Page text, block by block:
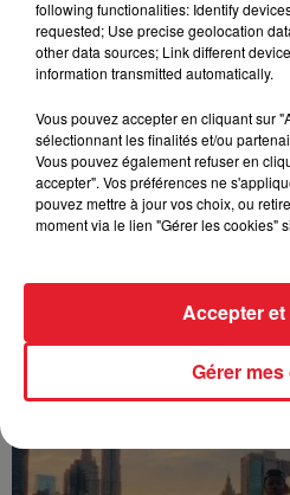
FOLA & Victony - golibe
Franglish & Keblack -
following functionalities: Identify
requested; Use precise geolocation
other data sources; Link different
information transmitted automatically.
Vous pouvez accepter en cliquant sur
sélectionnant les finalités et/ou
Vous pouvez également refuser en
accepter". Vos préférences ne
pouvez mettre à jour vos choix, ou
moment via le lien "Gérer les cookies"
Gérer
Accepter